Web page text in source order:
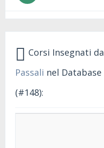
Corsi Insegnati da
Passali nel Database
(#148):